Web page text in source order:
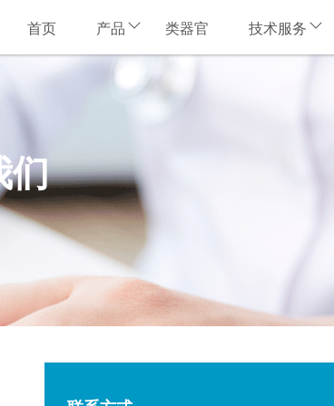
首页 产品 类器官 技术服务
们